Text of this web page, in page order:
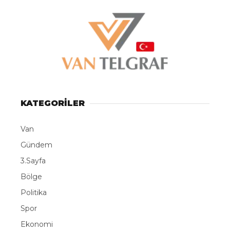
KATEGORİLER
Van
Gündem
3.Sayfa
Bölge
Politika
Spor
Ekonomi